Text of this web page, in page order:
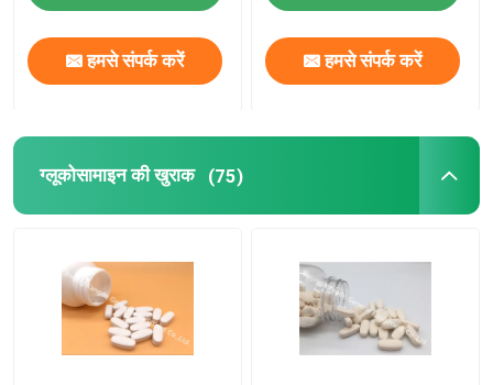
महिलाओं के स्वास्थ्य की खुराक
वजन प्रबंधन की खुराक
हमसे संपर्क करें हमसे संपर्क करें
ग्लूकोसामाइन की खुराक (75)